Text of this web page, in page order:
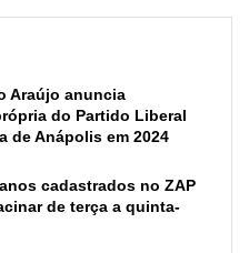
Araújo anuncia
do Partido Liberal
de Anápolis em 2024
cadastrados no ZAP
de terça a quinta-